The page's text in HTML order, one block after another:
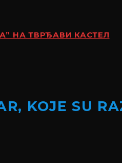
НА ТВРЂАВИ КАСТЕЛ
KOJE SU